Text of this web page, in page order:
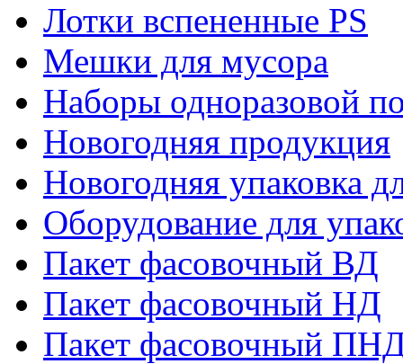
Лотки вспененные PS
Мешки для мусора
Наборы одноразовой
Новогодняя продукция
Новогодняя упаковка
Оборудование для
Пакет фасовочный ВД
Пакет фасовочный НД
Пакет фасовочный